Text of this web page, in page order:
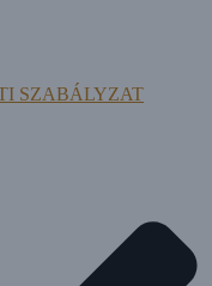
SZABÁLYZAT